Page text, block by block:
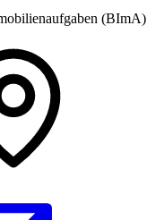
(BImA)